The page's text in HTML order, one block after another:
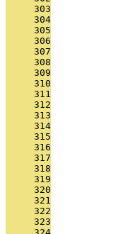
     303
     304
     305
     306
     307
     308
     309
     310
     311
     312
     313
     314
     315
     316
     317
     318
     319
     320
     321
     322
     323